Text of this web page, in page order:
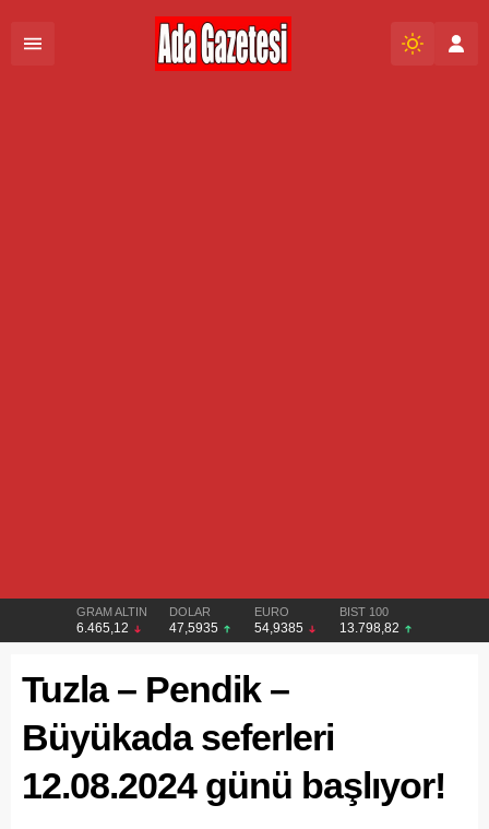
GRAM ALTIN
6.465,12
DOLAR
47,5935
EURO
54,9385
BIST 100
13.798,82
Tuzla – Pendik –
Büyükada seferleri
12.08.2024 günü başlıyor!